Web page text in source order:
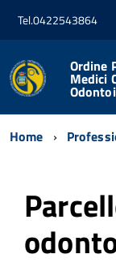
Tel.0422543864
Ordine
Medici
Home